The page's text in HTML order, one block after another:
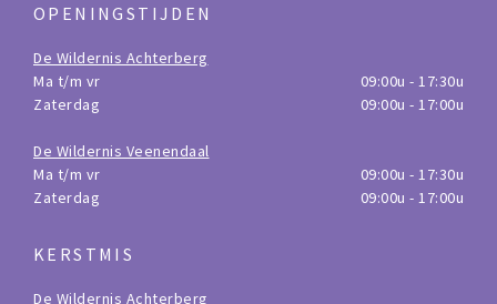
OPENINGSTIJDEN
De Wildernis Achterberg
Ma t/m vr
09:00u - 17:30u
Zaterdag
09:00u - 17:00u
De Wildernis Veenendaal
Ma t/m vr
09:00u - 17:30u
Zaterdag
09:00u - 17:00u
KERSTMIS
De Wildernis Achterberg